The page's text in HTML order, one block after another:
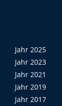
Jahr 2025
Jahr 2023
Jahr 2021
Jahr 2019
Jahr 2017